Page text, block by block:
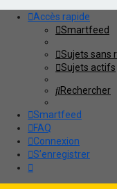
Accès rapide
Smartfeed
Sujets sans
Sujets actifs
Rechercher
Smartfeed
FAQ
Connexion
S’enregistrer